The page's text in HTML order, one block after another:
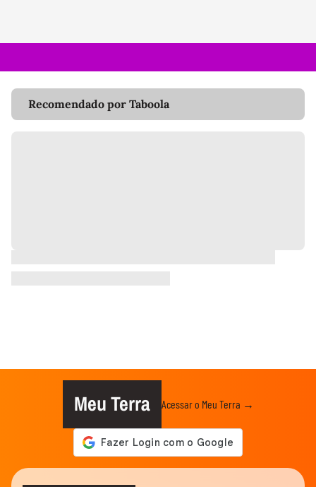
Recomendado por Taboola
Meu Terra Acessar o Meu Terra →